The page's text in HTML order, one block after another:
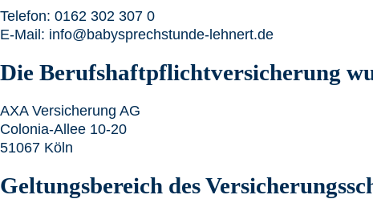
Telefon: 0162 302 307 0
E-Mail: info@babysprechstunde-lehnert.de
Die Berufshaftpflichtversicherung
AXA Versicherung AG
Colonia-Allee 10-20
51067 Köln
Geltungsbereich des